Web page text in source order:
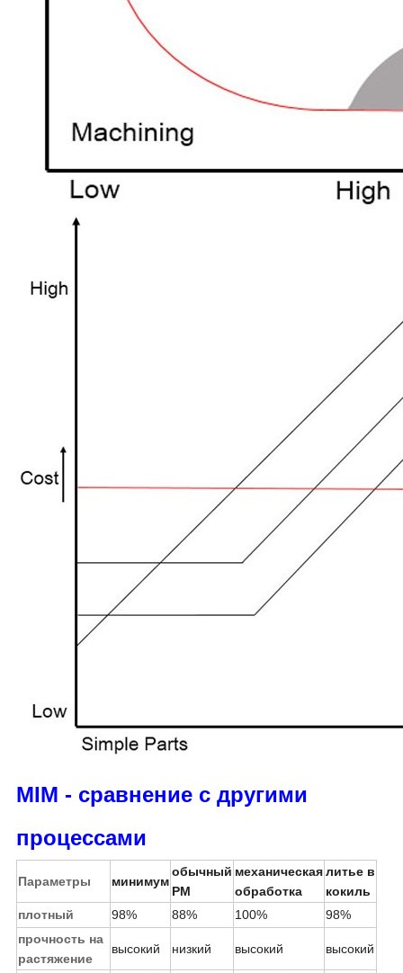
MIM - сравнение с другими
процессами
Параметры минимум
обычный
PM
механическая
обработка
литье в
кокиль
плотный
98% 88% 100%
98%
прочность на
растяжение
высокий низкий высокий высокий